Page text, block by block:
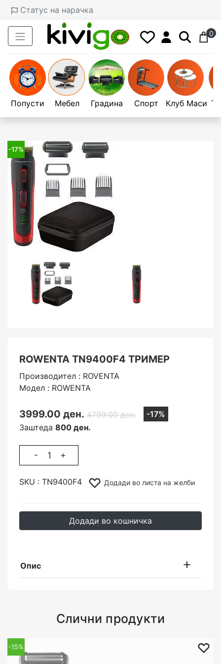
Статус на нарачка
0
Попусти Мебел Градина Спорт Клуб Маси
-17%
ROWENTA TN9400F4 ТРИМЕР
Производител : ROVENTA
Модел : ROWENTA
3999.00 ден. 4799.00 ден.
-17%
Заштеда 800 ден.
- +
SKU : TN9400F4 Додади во листа на желби
Додади во кошничка
Опис
Слични продукти
-25%
-15%